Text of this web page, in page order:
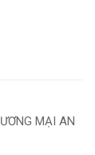
MẠI AN